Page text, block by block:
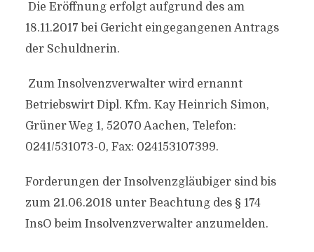
Die Eröffnung erfolgt aufgrund des am
18.11.2017 bei Gericht eingegangenen Antrags
der Schuldnerin.
Zum Insolvenzverwalter wird ernannt
Betriebswirt Dipl. Kfm. Kay Heinrich Simon,
Grüner Weg 1, 52070 Aachen, Telefon:
0241/531073-0, Fax: 024153107399.
Forderungen der Insolvenzgläubiger sind bis
zum 21.06.2018 unter Beachtung des § 174
InsO beim Insolvenzverwalter anzumelden.